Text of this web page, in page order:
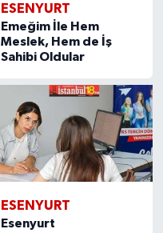
ESENYURT
Emeğim İle Hem
Meslek, Hem de İş
Sahibi Oldular
ESENYURT
Esenyurt